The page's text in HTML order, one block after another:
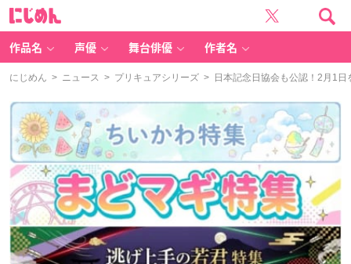
作品名 声優 舞台俳優 作者名
にじめん > ニュース > プリキュアシリーズ > 日本記念日協会も公認！2月1日